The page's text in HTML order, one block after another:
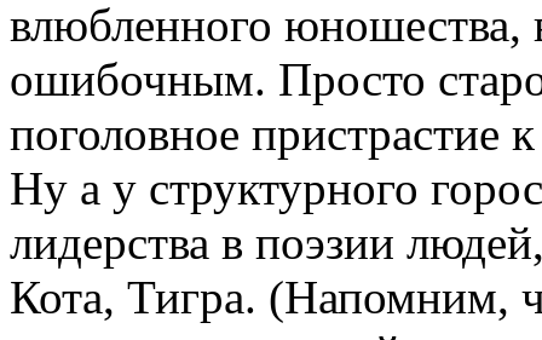
влюбленного юношества,
ошибочным. Просто
поголовное
Ну а у структурного
лидерства в поэзии
Кота, Тигра. (Напомним,